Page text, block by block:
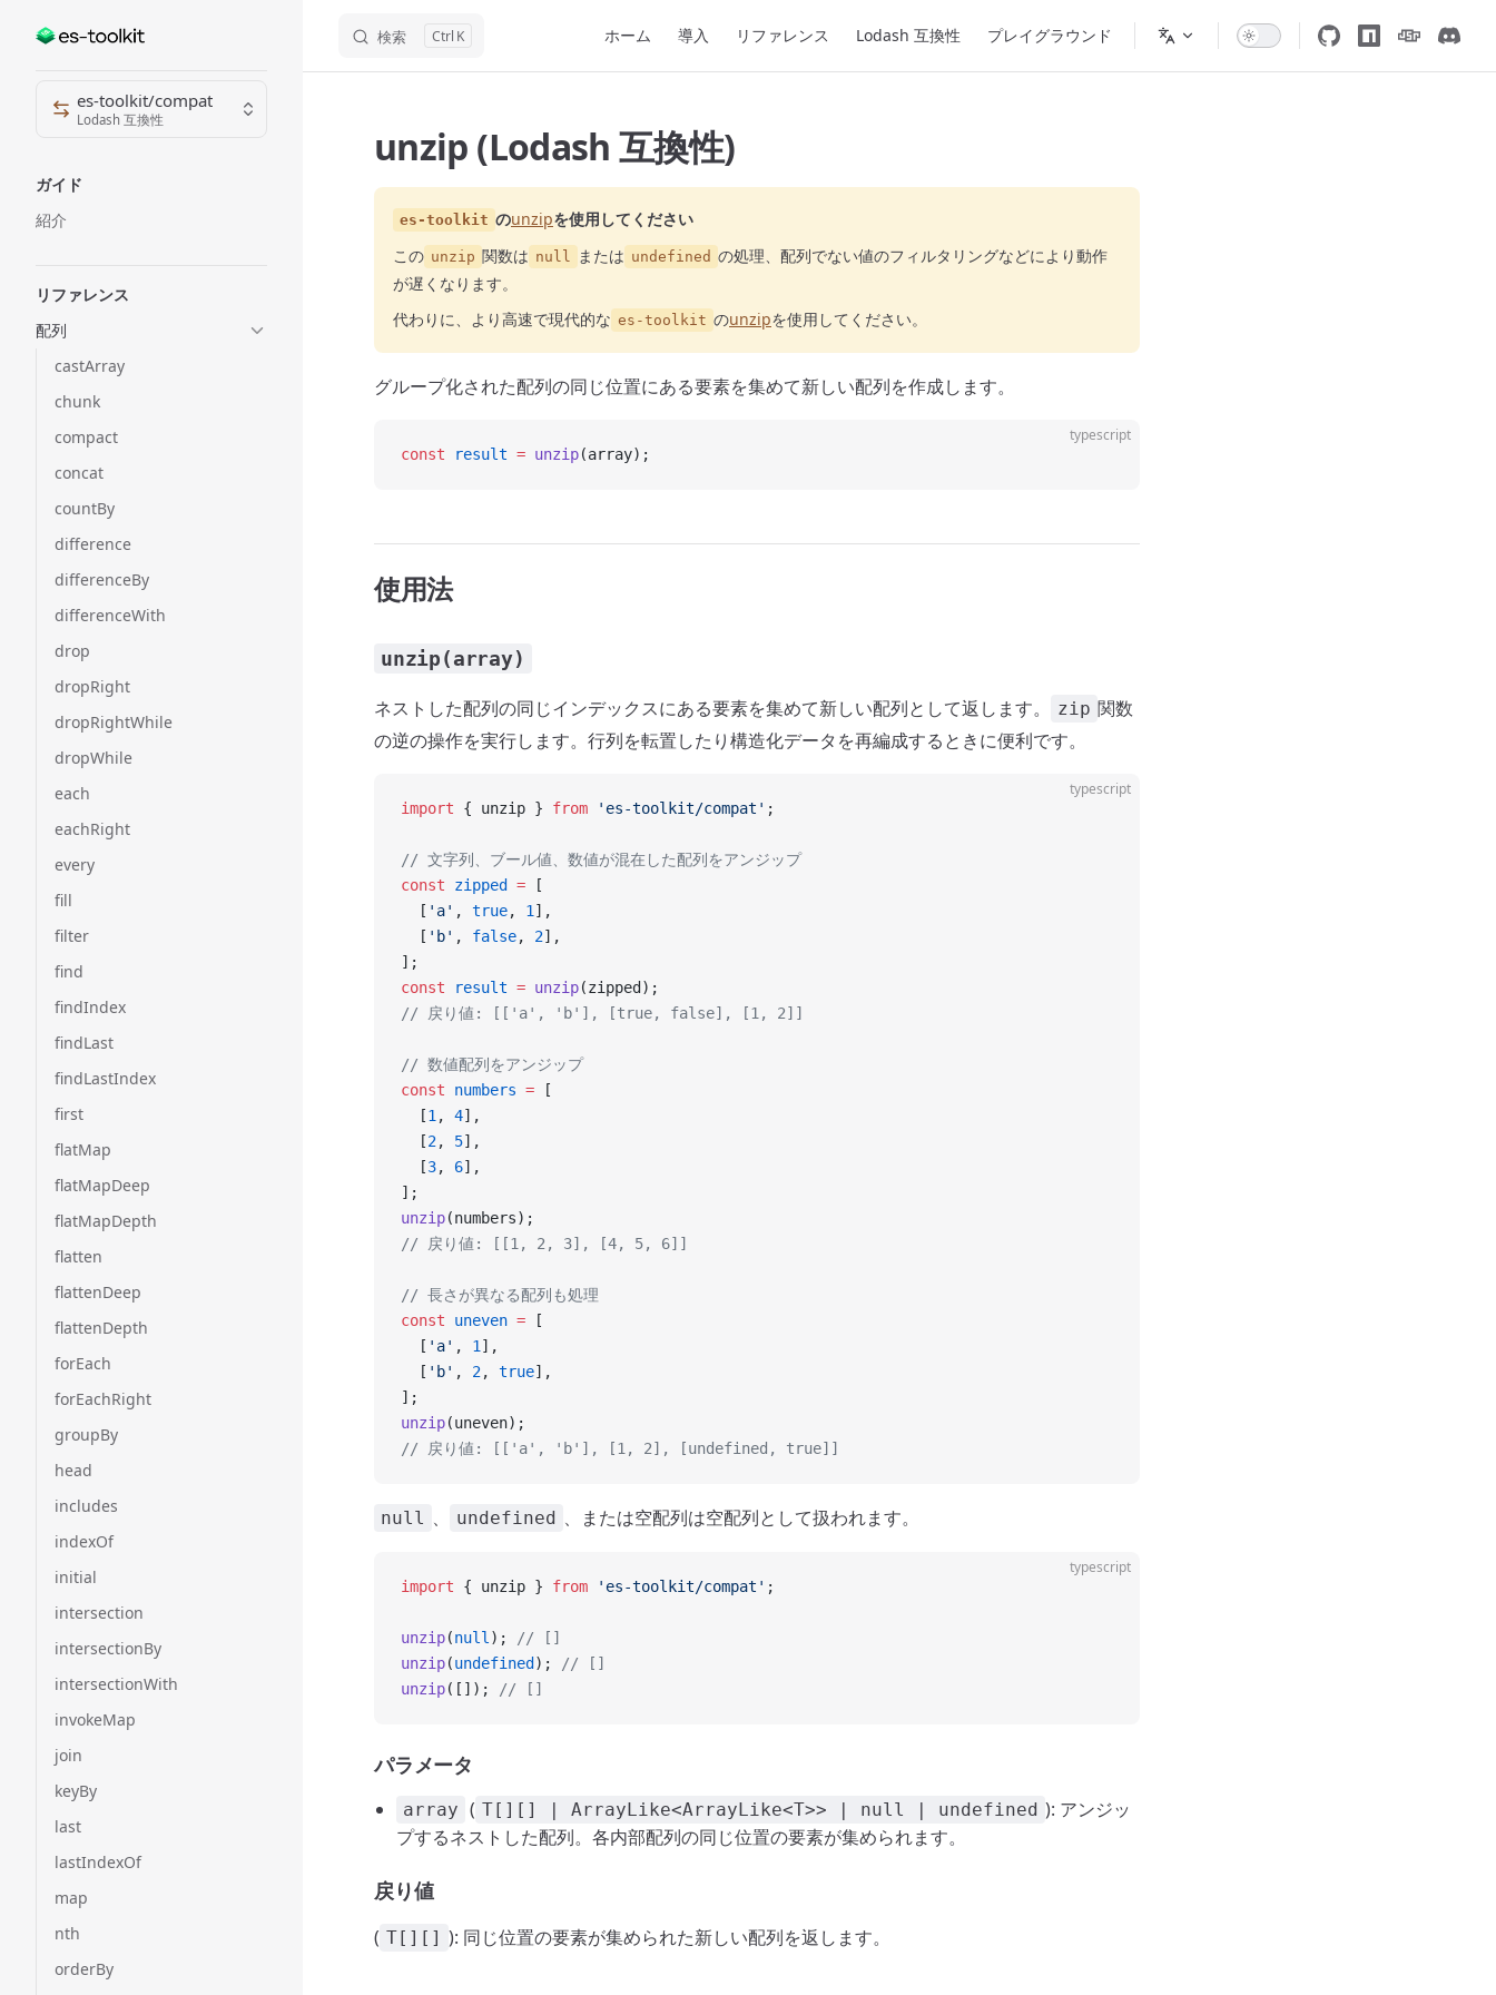
Skip to content 検索 K ホーム 導入 リファレンス Lodash 互換性 プレイグラウンド
Sidebar Navigation
es-toolkit/compat
Lodash 互換性
ガイド
紹介
リファレンス
配列
castArray
chunk
compact
concat
countBy
difference
differenceBy
differenceWith
drop
dropRight
dropRightWhile
dropWhile
each
eachRight
every
fill
filter
find
findIndex
findLast
findLastIndex
first
flatMap
flatMapDeep
flatMapDepth
flatten
flattenDeep
flattenDepth
forEach
forEachRight
groupBy
head
includes
indexOf
initial
intersection
intersectionBy
intersectionWith
invokeMap
join
keyBy
last
lastIndexOf
map
nth
orderBy
unzip (Lodash 互換性)
es-toolkit のunzipを使用してください
この unzip 関数は null または undefined の処理、配列でない値のフィルタリングなどにより動作
が遅くなります。
代わりに、より高速で現代的な es-toolkit のunzipを使用してください。
グループ化された配列の同じ位置にある要素を集めて新しい配列を作成します。
typescript
const result = unzip(array);
使用法
unzip(array)
ネストした配列の同じインデックスにある要素を集めて新しい配列として返します。 zip 関数
の逆の操作を実行します。行列を転置したり構造化データを再編成するときに便利です。
typescript
import { unzip } from 'es-toolkit/compat' ;
// 文字列、ブール値、数値が混在した配列をアンジップ
const zipped = [
  [
'a' , true, 1 ],
  [
'b' , false, 2],
];
const result = unzip(zipped);
// 戻り値: [['a', 'b'], [true, false], [1, 2]]
// 数値配列をアンジップ
const numbers = [
  [
1 , 4],
  [
2, 5],
  [
3, 6],
];
unzip(numbers);
// 戻り値: [[1, 2, 3], [4, 5, 6]]
// 長さが異なる配列も処理
const uneven = [
  [
'a' , 1 ],
  [
'b' , 2, true],
];
unzip(uneven);
// 戻り値: [['a', 'b'], [1, 2], [undefined, true]]
null 、 undefined 、または空配列は空配列として扱われます。
typescript
import { unzip } from 'es-toolkit/compat' ;
unzip(null );
// []
unzip(undefined );
// []
unzip([]); // []
パラメータ
array ( T[][] | ArrayLike<ArrayLike<T>> | null | undefined ): アンジッ
プするネストした配列。各内部配列の同じ位置の要素が集められます。
戻り値
( T[][] ): 同じ位置の要素が集められた新しい配列を返します。